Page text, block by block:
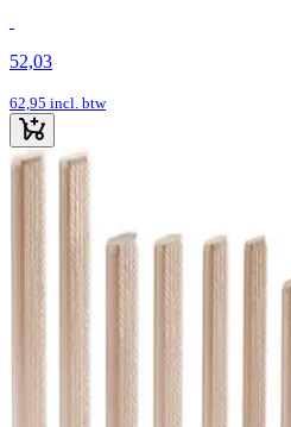
52,03
62,95 incl. btw